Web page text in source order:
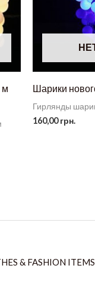
м
Шарики
Гирлянды
160,00грн.
& FASHION